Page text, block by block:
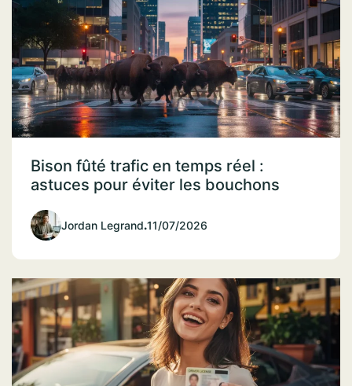
Bison fûté trafic en temps réel :
astuces pour éviter les bouchons
Jordan Legrand.11/07/2026